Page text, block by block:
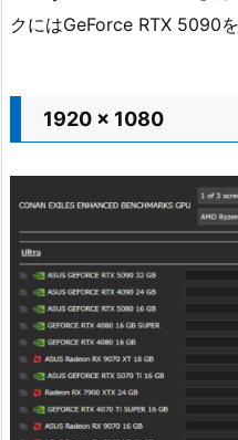
クにはGeForce RTX 5090
1920 x 1080